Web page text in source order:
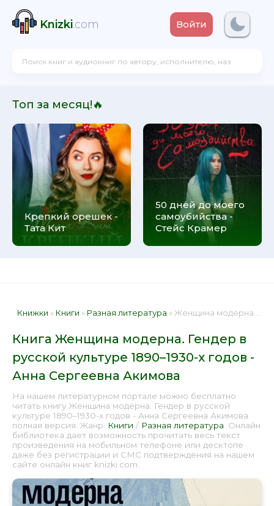
Knizki.com Войти
Топ за месяц!🔥
Крепкий орешек -
Тата Кит
50 дней до моего
самоубийства -
Стейс Крамер
Книжки » Книги » Разная литература » Женщина модерна. Гендер в русской культуре 1890–1930-х годов - Анна Сергеевна Акимова 📕 - Книга онлайн бесплатно
Книга Женщина модерна. Гендер в
русской культуре 1890–1930-х годов -
Анна Сергеевна Акимова
На нашем литературном портале можно бесплатно
читать книгу Женщина модерна. Гендер в русской
культуре 1890–1930-х годов - Анна Сергеевна Акимова
полная версия. Жанр: Книги / Разная литература . Онлайн
библиотека дает возможность прочитать весь текст
произведения на мобильном телефоне или десктопе
даже без регистрации и СМС подтверждения на нашем
сайте онлайн книг knizki.com.